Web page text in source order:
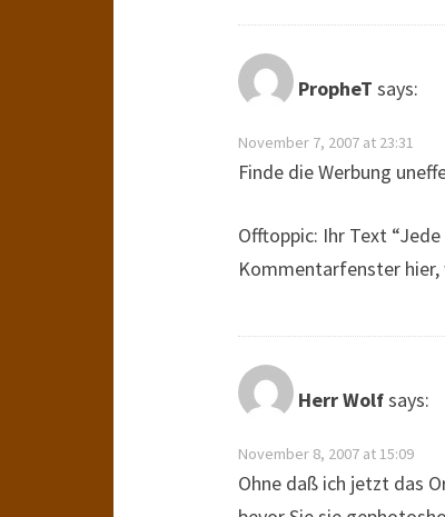
PropheT says:
November 7, 2007 at 23:31
Finde die Werbung
Offtoppic: Ihr Text
Kommentarfenster hier,
Herr Wolfsays:
November 8, 2007 at 15:09
Ohne daß ich jetzt das